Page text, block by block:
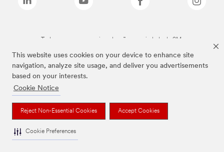
This website uses cookies on your device to enhance site
navigation, analyze site usage, and deliver you advertisements
based on your interests.
Cookie Notice
Reject Non-Essential Cookies Accept Cookies
Cookie Preferences
Todas as marcas mencionadas são propriedade da 3M.